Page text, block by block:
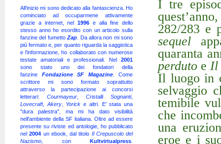
All'inizio mi sono dedicato alla fantascienza. Ho
cominciato ad occuparmene attivamente
grazie a internet, nel 1996 e
alla fine dello
stesso anno ho esordito con un articolo sulla
fanzine del fumettoZap . Da allora non mi sono
più fermato e, per quanto riguarda la saggistica
e l'informazione, ho collaborato con numerose
testate amatoriali e professionali. Nel 2001
sono stato uno dei fondatori della
fanzine Fondazione SF Magazine. Come
scrittore mi sono formato soprattutto
attraverso la partecipazione ai concorsi
letterari: Courmayeur Cristalli Sognanti,
Lovecraft, Akery, Yorick e altri. E' stata una
"dura palestra", ma mi ha dato visibilità
nell'ambiente della SF italiana. Oltre ad essere
presente su riviste ed antologie, ho pubblicato
nel2004 un ebook, dal titolo Il Crepuscolo del
Nazismo , con Kultvirtualpress
I tre
282/283 e
sequel
quaranta
perduto e Il
Il luogo in
selvaggio
temibile
che
una
eroe e i